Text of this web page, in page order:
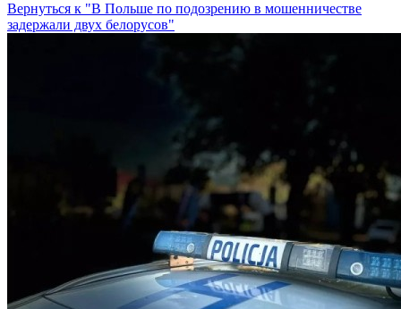
Вернуться к "В Польше по подозрению в мошенничестве
задержали двух белорусов"